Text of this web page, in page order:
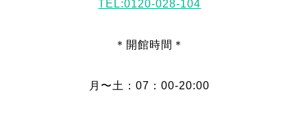
TEL:0120-028-104
＊開館時間＊
月〜土：07：00-20:00